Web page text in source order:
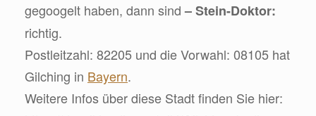
gegoogelt haben, dann sind– Stein-Doktor:
richtig.
Postleitzahl: 82205 und die Vorwahl: 08105 hat
Gilching in Bayern.
Weitere Infos über diese Stadt finden Sie hier: